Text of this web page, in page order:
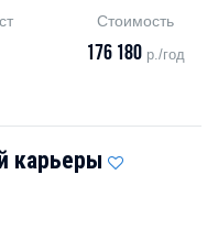
Стоимость
176 180 р./год
карьеры